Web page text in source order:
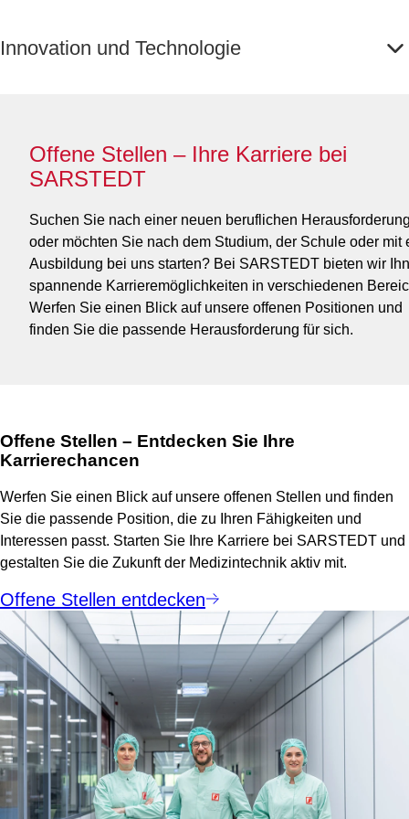
Innovation und Technologie
Offene Stellen – Ihre Karriere bei
SARSTEDT
Suchen Sie nach einer neuen beruflichen
oder möchten Sie nach dem Studium, der Schule oder mit
Ausbildung bei uns starten? Bei SARSTEDT bieten wir
spannende Karrieremöglichkeiten in verschiedenen
Werfen Sie einen Blick auf unsere offenen Positionen und
finden Sie die passende Herausforderung für sich.
Offene Stellen – Entdecken Sie Ihre
Karrierechancen
Werfen Sie einen Blick auf unsere offenen Stellen und finden
Sie die passende Position, die zu Ihren Fähigkeiten und
Interessen passt. Starten Sie Ihre Karriere bei SARSTEDT und
gestalten Sie die Zukunft der Medizintechnik aktiv mit.
Offene Stellen entdecken